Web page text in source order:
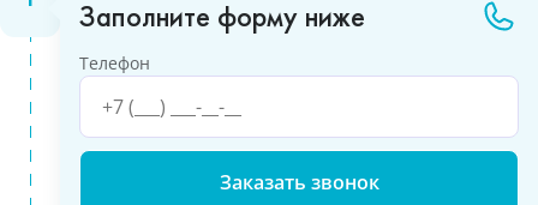
Заполните форму ниже
Телефон
Please